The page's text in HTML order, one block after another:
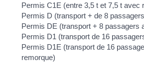
Permis C1E (entre 3,5 t et 7,5 t avec
Permis D (transport + de 8
Permis DE (transport + 8 passagers
Permis D1 (transport de 16
Permis D1E (transport de 16
remorque)